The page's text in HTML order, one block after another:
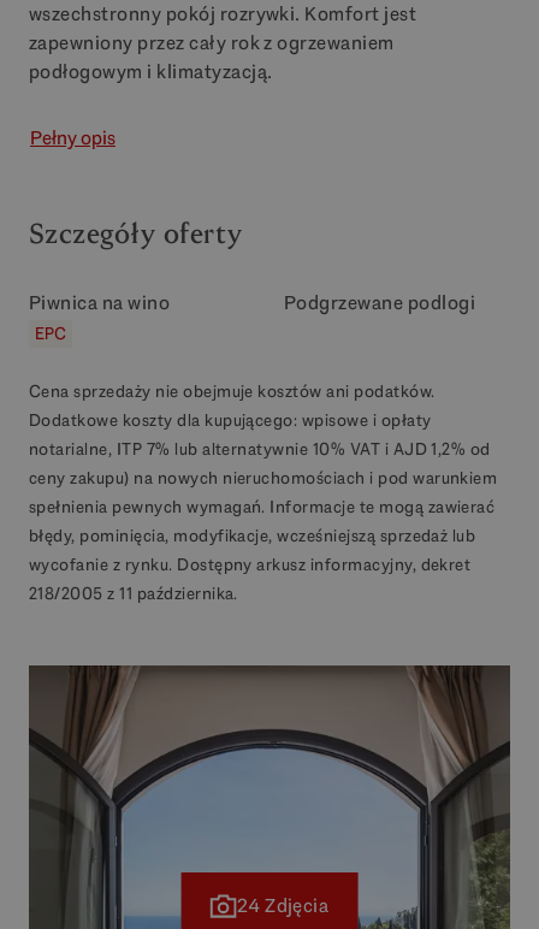
wszechstronny pokój rozrywki. Komfort jest
zapewniony przez cały rok z ogrzewaniem
podłogowym i klimatyzacją.
Pełny opis
Szczegóły oferty
Piwnica na wino Podgrzewane podlogi
EPC
Cena sprzedaży nie obejmuje kosztów ani podatków.
Dodatkowe koszty dla kupującego: wpisowe i opłaty
notarialne, ITP 7% lub alternatywnie 10% VAT i AJD 1,2% od
ceny zakupu) na nowych nieruchomościach i pod warunkiem
spełnienia pewnych wymagań. Informacje te mogą zawierać
błędy, pominięcia, modyfikacje, wcześniejszą sprzedaż lub
wycofanie z rynku. Dostępny arkusz informacyjny, dekret
218/2005 z 11 października.
24 Zdjęcia